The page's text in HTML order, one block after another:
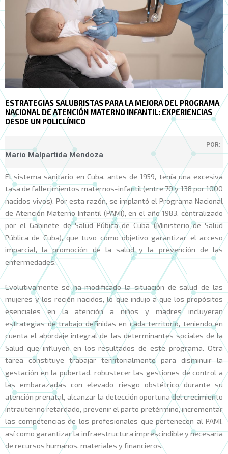
ESTRATEGIAS SALUBRISTAS PARA LA MEJORA DEL PROGRAMA
NACIONAL DE ATENCIÓN MATERNO INFANTIL: EXPERIENCIAS
DESDE UN POLICLÍNICO
POR:
Mario Malpartida Mendoza
El sistema sanitario en Cuba, antes de 1959, tenía una excesiva
tasa de fallecimientos maternos-infantil (entre 70 y 138 por 1000
nacidos vivos). Por esta razón, se implantó el Programa Nacional
de Atención Materno Infantil (PAMI), en el año 1983, centralizado
por el Gabinete de Salud Púbica de Cuba (Ministerio de Salud
Pública de Cuba), que tuvo como objetivo garantizar el acceso
imparcial, la promoción de la salud y la prevención de las
enfermedades.
Evolutivamente se ha modificado la situación de salud de las
mujeres y los recién nacidos, lo que indujo a que los propósitos
esenciales en la atención a niños y madres incluyeran
estrategias de trabajo definidas en cada territorio, teniendo en
cuenta el abordaje integral de las determinantes sociales de la
Salud que influyen en los resultados de este programa. Otra
tarea constituye trabajar territorialmente para disminuir la
gestación en la pubertad, robustecer las gestiones de control a
las embarazadas con elevado riesgo obstétrico durante su
atención prenatal, alcanzar la detección oportuna del crecimiento
intrauterino retardado, prevenir el parto pretérmino, incrementar
las competencias de los profesionales que pertenecen al PAMI,
así como garantizar la infraestructura imprescindible y necesaria
de recursos humanos, materiales y financieros.